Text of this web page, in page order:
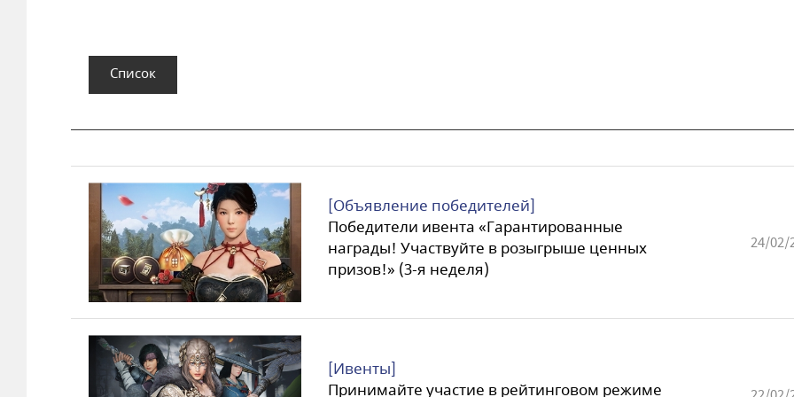
Список
[Объявление победителей]
Победители ивента «Гарантированные
награды! Участвуйте в розыгрыше ценных
призов!» (3-я неделя)
24/02/
[Ивенты]
Принимайте участие в рейтинговом режиме